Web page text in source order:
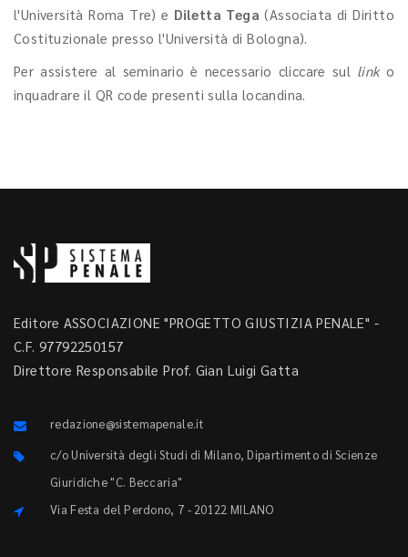
l'Università Roma Tre) e Diletta Tega (Associata di Diritto
Costituzionale presso l'Università di Bologna).
Per assistere al seminario è necessario cliccare sul linko
inquadrare il QR code presenti sulla locandina.
Editore ASSOCIAZIONE "PROGETTO GIUSTIZIA PENALE" -
C.F. 97792250157
Direttore Responsabile Prof. Gian Luigi Gatta
redazione@sistemapenale.it
c/o Università degli Studi di Milano, Dipartimento di Scienze
Giuridiche "C. Beccaria"
Via Festa del Perdono, 7 - 20122 MILANO